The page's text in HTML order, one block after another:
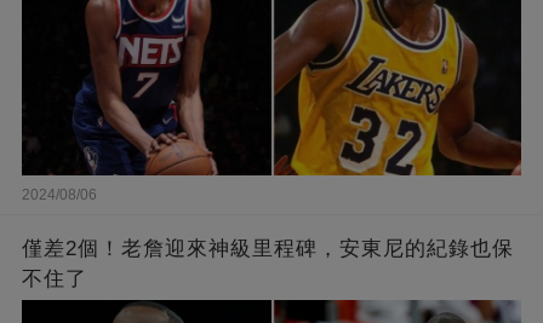
2024/08/06
僅差2個！老詹迎來神級里程碑，安東尼的紀錄也保
不住了